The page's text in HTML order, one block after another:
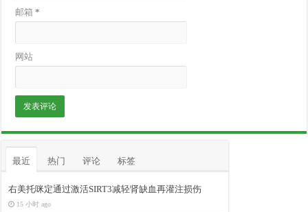
邮箱*
网站
最近 热门 评论 标签
右美托咪定通过激活SIRT3减轻肾缺血再灌注损伤
15 小时 ago